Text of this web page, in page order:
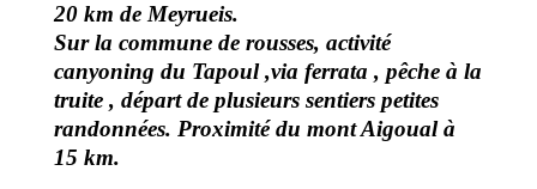
20 km de Meyrueis.
Sur la commune de rousses, activité
canyoning du Tapoul ,via ferrata , pêche à la
truite , départ de plusieurs sentiers petites
randonnées. Proximité du mont Aigoual à
15 km.